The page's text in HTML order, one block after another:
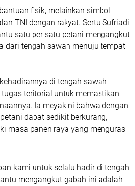
fisik, melainkan simbol
TNI dengan rakyat. Sertu Sufriadi
satu per satu petani mengangkut
dari tengah sawah menuju tempat
di tengah sawah
teritorial untuk memastikan
Ia meyakini bahwa dengan
dapat sedikit berkurang,
masa panen raya yang menguras
kami untuk selalu hadir di tengah
mengangkut gabah ini adalah